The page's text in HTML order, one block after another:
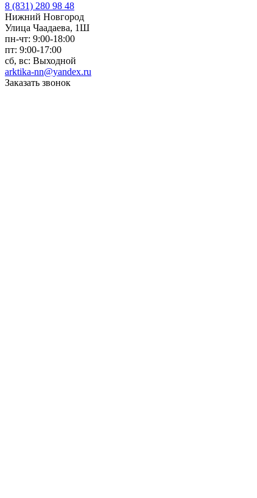
8 (831) 280 98 48
Нижний Новгород
Улица Чаадаева, 1Ш
пн-чт: 9:00-18:00
пт: 9:00-17:00
сб, вс: Выходной
arktika-nn@yandex.ru
Заказать звонок